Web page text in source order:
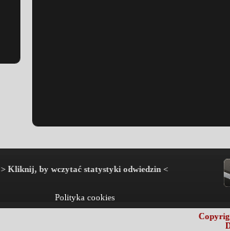
> Kliknij, by wczytać statystyki odwiedzin <
Polityka cookies